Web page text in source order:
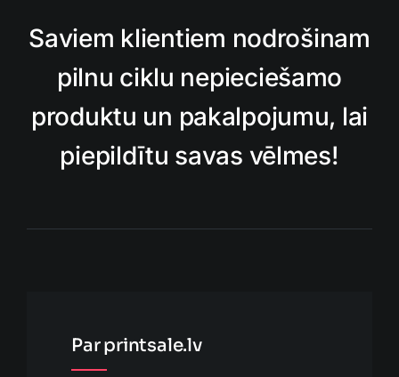
Saviem klientiem nodrošinam
pilnu ciklu nepieciešamo
produktu un pakalpojumu, lai
piepildītu savas vēlmes!
Par printsale.lv